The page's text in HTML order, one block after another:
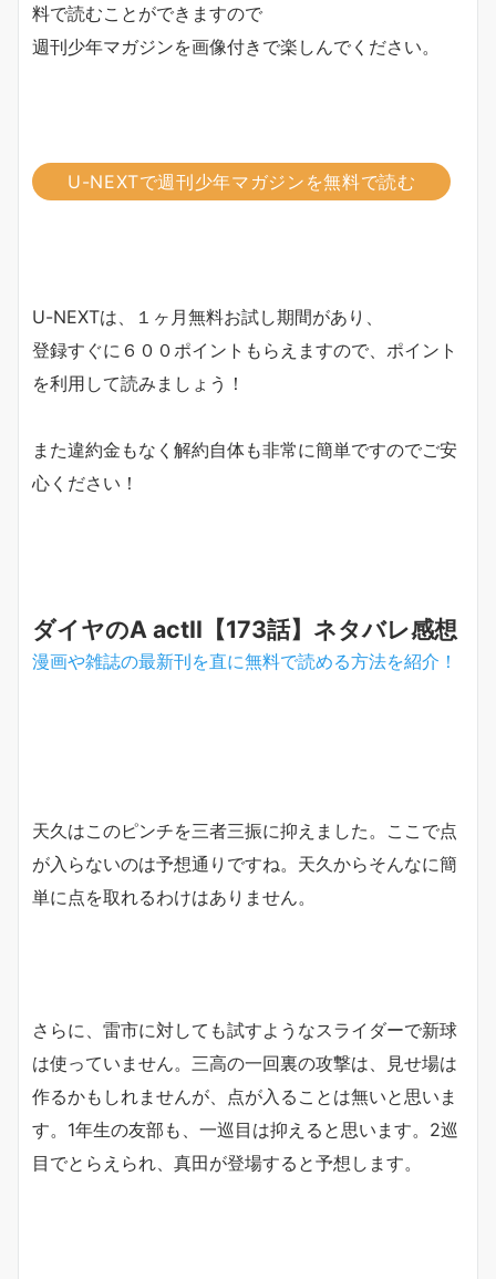
料で読むことができますので
週刊少年マガジンを画像付きで楽しんでください。
U-NEXTで週刊少年マガジンを無料で読む
U-NEXTは、１ヶ月無料お試し期間があり、
登録すぐに６００ポイントもらえますので、ポイント
を利用して読みましょう！
また違約金もなく解約自体も非常に簡単ですのでご安
心ください！
ダイヤのA actⅡ【173話】ネタバレ感想
漫画や雑誌の最新刊を直に無料で読める方法を紹介！
天久はこのピンチを三者三振に抑えました。ここで点
が入らないのは予想通りですね。天久からそんなに簡
単に点を取れるわけはありません。
さらに、雷市に対しても試すようなスライダーで新球
は使っていません。三高の一回裏の攻撃は、見せ場は
作るかもしれませんが、点が入ることは無いと思いま
す。1年生の友部も、一巡目は抑えると思います。2巡
目でとらえられ、真田が登場すると予想します。